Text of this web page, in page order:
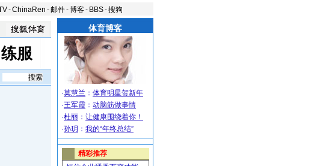
-ChinaRen -邮件-博客- BBS-搜狗
服
体育博客
·莫慧兰 ： 体育明星贺新年
·王军霞 ： 动脑筋做事情
·杜丽 ： 让健康围绕着你！
·孙玥 ： 我的“年终总结”